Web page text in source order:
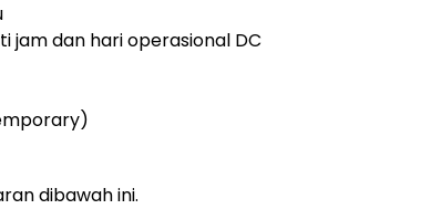
jam dan hari operasional DC
dibawah ini.